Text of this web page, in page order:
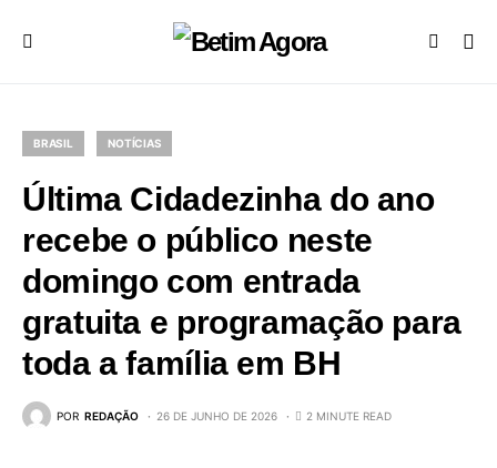
BRASIL NOTÍCIAS
Última Cidadezinha do ano
recebe o público neste
domingo com entrada
gratuita e programação para
toda a família em BH
POR REDAÇÃO 26 DE JUNHO DE 2026 2 MINUTE READ